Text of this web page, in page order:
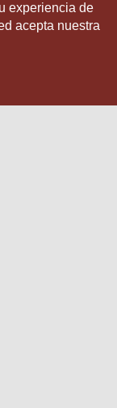
experiencia de
acepta nuestra